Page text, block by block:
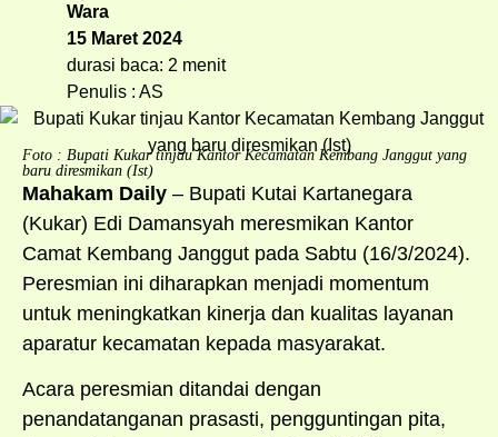
Wara
15 Maret 2024
durasi baca: 2 menit
Penulis : AS
Foto : Bupati Kukar tinjau Kantor Kecamatan Kembang Janggut yang
baru diresmikan (Ist)
Mahakam Daily – Bupati Kutai Kartanegara
(Kukar) Edi Damansyah meresmikan Kantor
Camat Kembang Janggut pada Sabtu (16/3/2024).
Peresmian ini diharapkan menjadi momentum
untuk meningkatkan kinerja dan kualitas layanan
aparatur kecamatan kepada masyarakat.
Acara peresmian ditandai dengan
penandatanganan prasasti, pengguntingan pita,